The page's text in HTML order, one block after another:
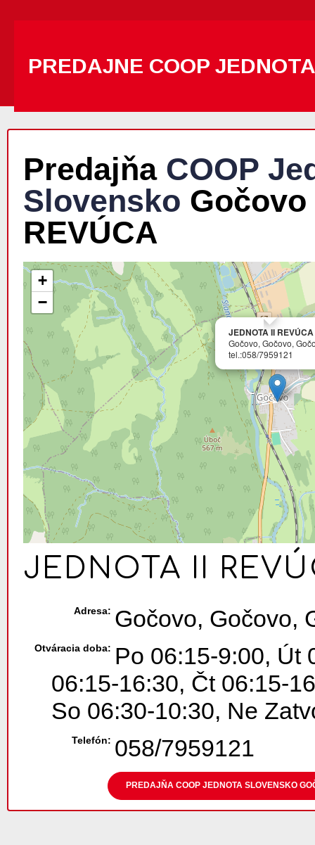
PREDAJNE COOP
Predajňa COOP
Slovensko Gočovo
REVÚCA
JEDNOTA II REVÚCA
Gočovo, Gočovo,
tel.:058/7959121
+
−
JEDNOTA II
Adresa: Gočovo, Gočovo,
Otváracia doba: Po 06:15-9:00, Út
06:15-16:30, Čt 06:15-
So 06:30-10:30, Ne
Telefón: 058/7959121
PREDAJŇA COOP JEDNOTA SLOVENSKO